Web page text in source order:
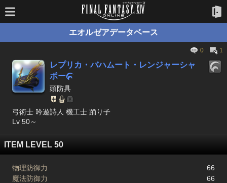
エオルゼアデータベース
0 1
レプリカ・バハムート・レンジャーシャ
ポー
頭防具
弓術士 吟遊詩人 機工士 踊り子
Lv 50～
ITEM LEVEL 50
物理防御力
66
魔法防御力
66